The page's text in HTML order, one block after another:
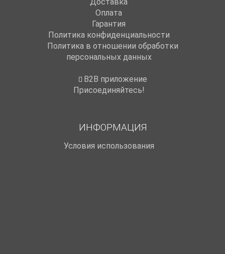
Оплата
Гарантия
Политика конфиденциальности
Политика в отношении обработки
персональных данных
B2B приложение
Присоединяйтесь!
ИНФОРМАЦИЯ
Условия использования